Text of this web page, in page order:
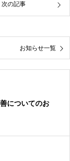
次の記事
お知らせ一覧
についてのお